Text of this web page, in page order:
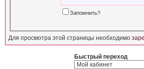
Запомнить?
Для просмотра этой страницы необходимо
Быстрый переход